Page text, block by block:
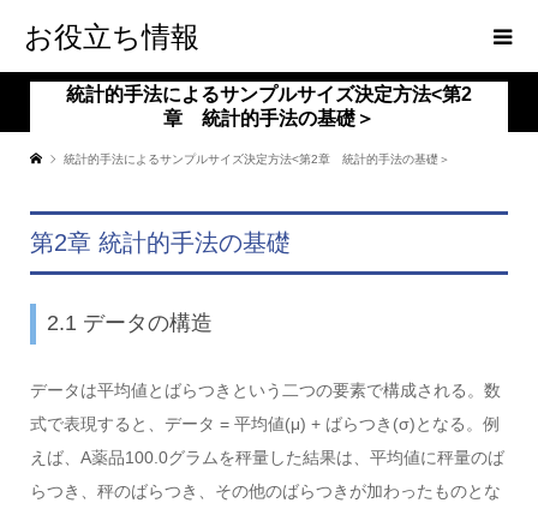
お役立ち情報
統計的手法によるサンプルサイズ決定方法<第2
章 統計的手法の基礎＞
統計的手法によるサンプルサイズ決定方法<第2章 統計的手法の基礎＞
第2章 統計的手法の基礎
2.1 データの構造
データは平均値とばらつきという二つの要素で構成される。数
式で表現すると、データ = 平均値(μ) + ばらつき(σ)となる。例
えば、A薬品100.0グラムを秤量した結果は、平均値に秤量のば
らつき、秤のばらつき、その他のばらつきが加わったものとな